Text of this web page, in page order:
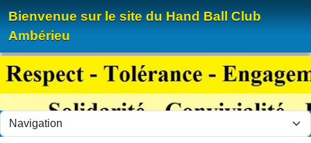
Bienvenue sur le site du Hand Ball Club
Ambérieu